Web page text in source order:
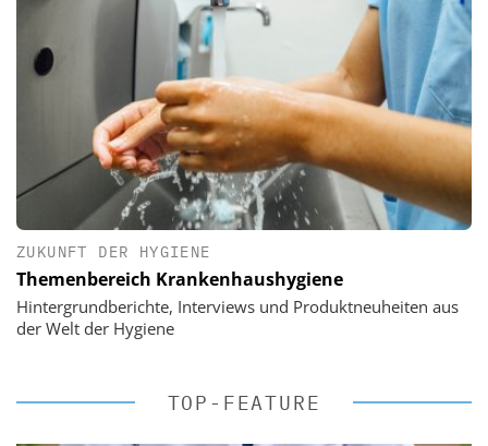
ZUKUNFT DER HYGIENE
Themenbereich Krankenhaushygiene
Hintergrundberichte, Interviews und Produktneuheiten aus
der Welt der Hygiene
TOP-FEATURE